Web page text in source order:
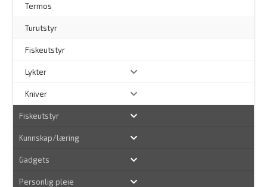
Termos
Turutstyr
Fiskeutstyr
Lykter
Kniver
Fiskeutstyr
Kunnskap/læring
Gadgets
Personlig pleie